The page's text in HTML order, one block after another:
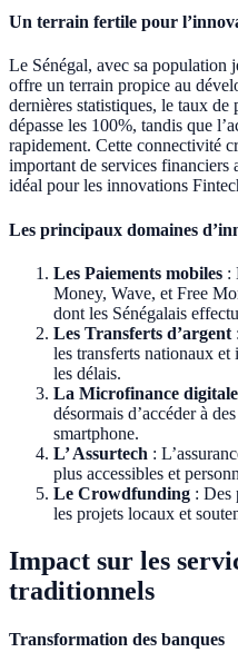
Un terrain fertile pour
Le Sénégal, avec sa population
offre un terrain propice au
dernières statistiques, le taux
dépasse les 100%, tandis que
rapidement. Cette connectivité
important de services financiers
idéal pour les innovations
Les principaux domaines
Les Paiements mobiles :
Money, Wave, et Free
dont les Sénégalais
Les Transferts d’argent
les transferts nationaux
les délais.
La Microfinance digitale
désormais d’accéder à
smartphone.
L’ Assurtech :
plus accessibles et
Le Crowdfunding : Des
les projets locaux et
Impact sur les
traditionnels
Transformation des banques